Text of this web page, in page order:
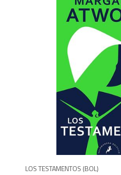
LOS TESTAMENTOS (BOL)
Agotado